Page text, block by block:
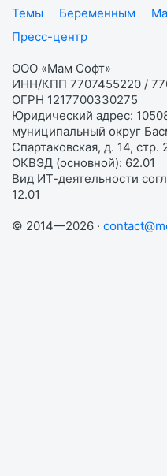
Темы
Беременным
Пресс-центр
ООО «Мам Софт»
ИНН/КПП 7707455220 /
ОГРН 1217700330275
Юридический адрес:
муниципальный округ
Спартаковская, д. 14,
ОКВЭД (основной): 62.01
Вид ИТ-деятельности
12.01
© 2014—2026 ·